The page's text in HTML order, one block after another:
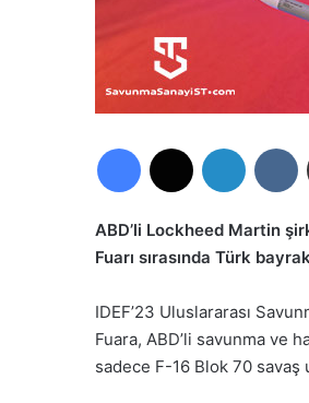
ABD’li Lockheed Martin
Fuarı sırasında Türk
IDEF’23 Uluslararası
Fuara, ABD’li savunma ve
sadece F-16 Blok 70